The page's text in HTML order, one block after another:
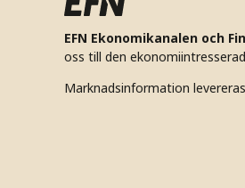
EFN Ekonomikanalen och
oss till den
Marknadsinformation